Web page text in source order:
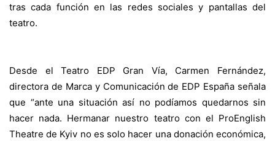
tras cada función en las redes sociales y pantallas del
teatro.
Desde el Teatro EDP Gran Vía, Carmen Fernández,
directora de Marca y Comunicación de EDP España señala
que “ante una situación así no podíamos quedarnos sin
hacer nada. Hermanar nuestro teatro con el ProEnglish
Theatre de Kyiv no es solo hacer una donación económica,